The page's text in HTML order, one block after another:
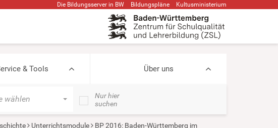
Die Bildungsserver in BW Bildungspläne Kultusministerium
& Tools Über uns
wählen
Nur hier
suchen
Unterrichtsmodule
BP 2016: Baden-Württemberg im